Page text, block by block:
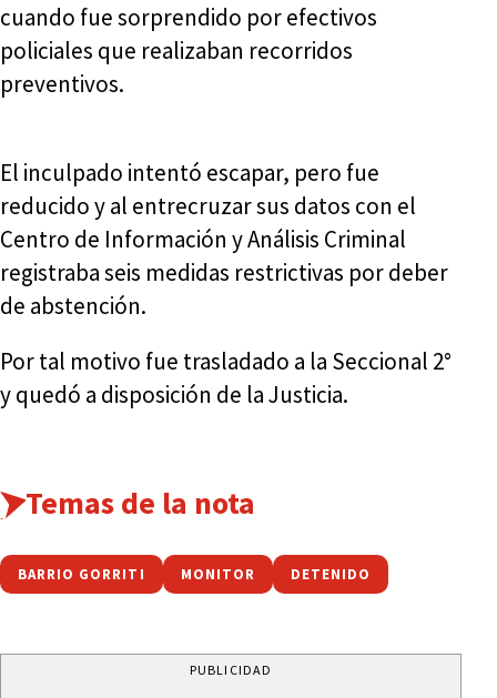
cuando fue sorprendido por efectivos
policiales que realizaban recorridos
preventivos.
El inculpado intentó escapar, pero fue
reducido y al entrecruzar sus datos con el
Centro de Información y Análisis Criminal
registraba seis medidas restrictivas por deber
de abstención.
Por tal motivo fue trasladado a la Seccional 2°
y quedó a disposición de la Justicia.
Temas de la nota
BARRIO GORRITI MONITOR DETENIDO
PUBLICIDAD